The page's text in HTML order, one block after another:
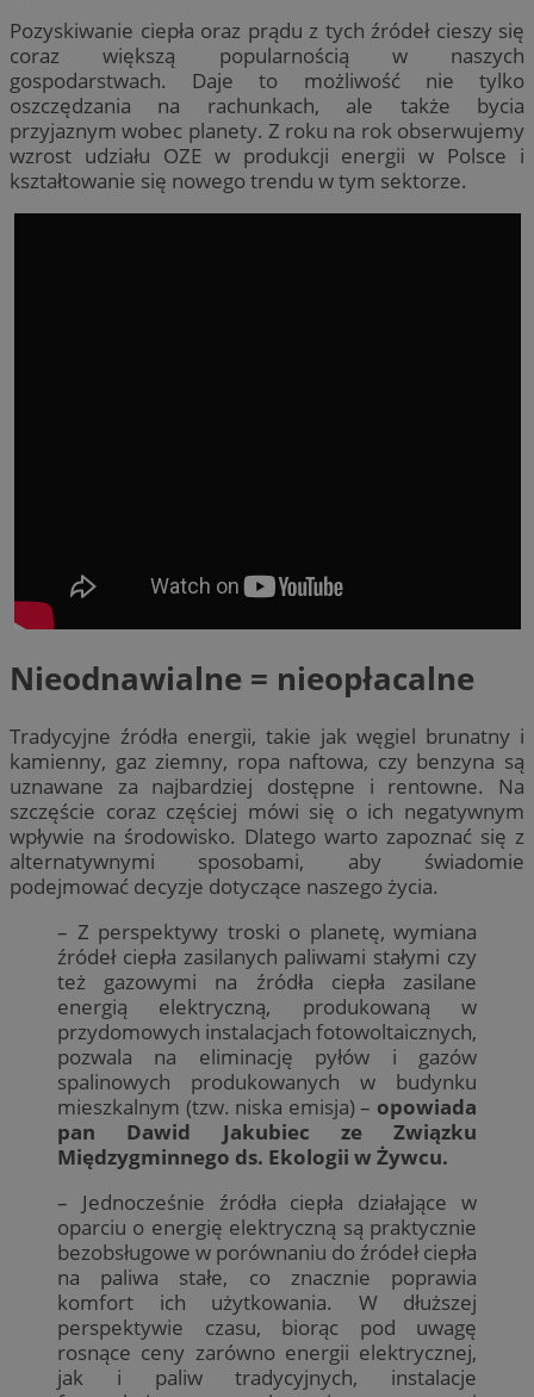
Pozyskiwanie ciepła oraz prądu z tych źródeł cieszy się
coraz większą popularnością w naszych
gospodarstwach. Daje to możliwość nie tylko
oszczędzania na rachunkach, ale także bycia
przyjaznym wobec planety. Z roku na rok obserwujemy
wzrost udziału OZE w produkcji energii w Polsce i
kształtowanie się nowego trendu w tym sektorze.
Nieodnawialne = nieopłacalne
Tradycyjne źródła energii, takie jak węgiel brunatny i
kamienny, gaz ziemny, ropa naftowa, czy benzyna są
uznawane za najbardziej dostępne i rentowne. Na
szczęście coraz częściej mówi się o ich negatywnym
wpływie na środowisko. Dlatego warto zapoznać się z
alternatywnymi sposobami, aby świadomie
podejmować decyzje dotyczące naszego życia.
– Z perspektywy troski o planetę, wymiana
źródeł ciepła zasilanych paliwami stałymi czy
też gazowymi na źródła ciepła zasilane
energią elektryczną, produkowaną w
przydomowych instalacjach fotowoltaicznych,
pozwala na eliminację pyłów i gazów
spalinowych produkowanych w budynku
mieszkalnym (tzw. niska emisja) – opowiada
pan Dawid Jakubiec ze Związku
Międzygminnego ds. Ekologii w Żywcu.
– Jednocześnie źródła ciepła działające w
oparciu o energię elektryczną są praktycznie
bezobsługowe w porównaniu do źródeł ciepła
na paliwa stałe, co znacznie poprawia
komfort ich użytkowania. W dłuższej
perspektywie czasu, biorąc pod uwagę
rosnące ceny zarówno energii elektrycznej,
jak i paliw tradycyjnych, instalacje